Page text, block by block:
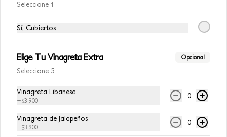
$7.500
Seleccione 1
Sí, Cubiertos
Elige Tu Vinagreta Extra Opcional
Seleccione 5
Vinagreta Libanesa
+$3.900
0
Vinagreta de Jalapeños
+$3.900
0